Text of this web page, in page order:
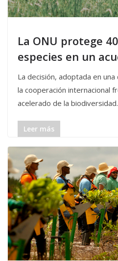
La ONU protege
especies en un
La decisión, adoptada en
la cooperación internacional
acelerado de la biodiversidad.
Leer más